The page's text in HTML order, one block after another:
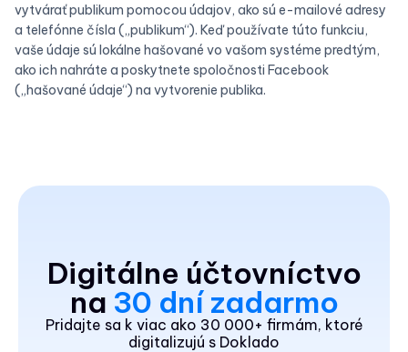
vytvárať publikum pomocou údajov, ako sú e-mailové adresy
a telefónne čísla („publikum“). Keď používate túto funkciu,
vaše údaje sú lokálne hašované vo vašom systéme predtým,
ako ich nahráte a poskytnete spoločnosti Facebook
(„hašované údaje“) na vytvorenie publika.
Digitálne účtovníctvo
na 30 dní zadarmo
Pridajte sa k viac ako 30 000+ firmám, ktoré
digitalizujú s Doklado